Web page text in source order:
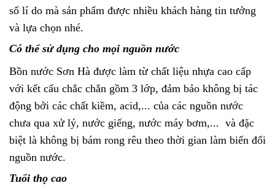
số lí do mà sản phẩm được nhiều khách hàng tin tưởng
và lựa chọn nhé.
Có thể sử dụng cho mọi nguồn nước
Bồn nước Sơn Hà được làm từ chất liệu nhựa cao cấp
với kết cấu chắc chắn gồm 3 lớp, đảm bảo không bị tác
động bởi các chất kiềm, acid,... của các nguồn nước
chưa qua xử lý, nước giếng, nước máy bơm,... và đặc
biệt là không bị bám rong rêu theo thời gian làm biến đổi
nguồn nước.
Tuổi thọ cao